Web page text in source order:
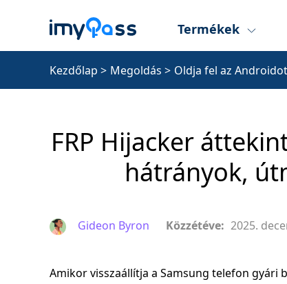
Termékek
Kezdőlap > Megoldás > Oldja fel az Androidot
FRP Hijacker
hátrányok,
Gideon Byron Közzétéve: 2025.
Amikor visszaállítja a Samsung telefon gyári